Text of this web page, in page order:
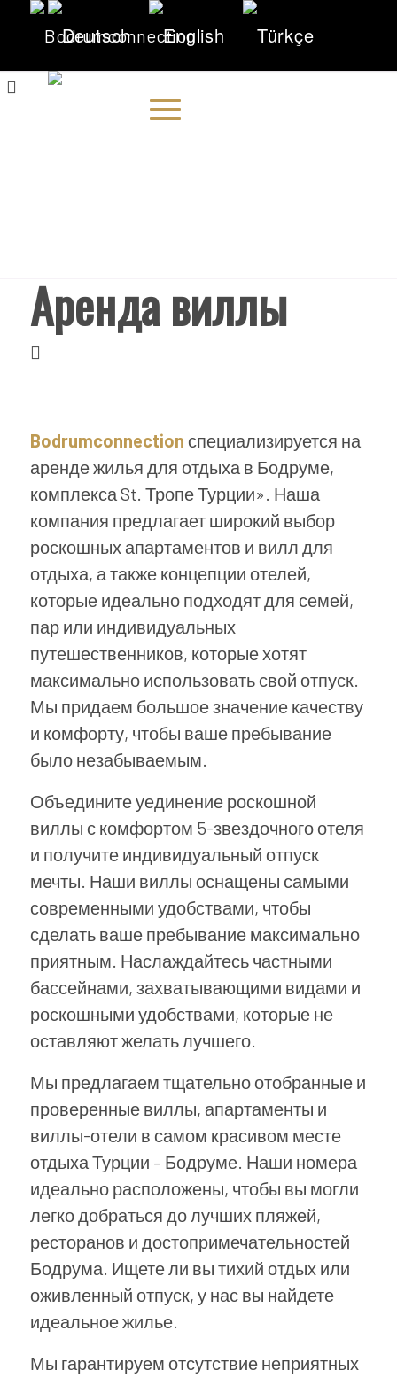
Аренда виллы
Bodrumconnection специализируется на
аренде жилья для отдыха в Бодруме,
комплекса St. Тропе Турции». Наша
компания предлагает широкий выбор
роскошных апартаментов и вилл для
отдыха, а также концепции отелей,
которые идеально подходят для семей,
пар или индивидуальных
путешественников, которые хотят
максимально использовать свой отпуск.
Мы придаем большое значение качеству
и комфорту, чтобы ваше пребывание
было незабываемым.
Объедините уединение роскошной
виллы с комфортом 5-звездочного отеля
и получите индивидуальный отпуск
мечты. Наши виллы оснащены самыми
современными удобствами, чтобы
сделать ваше пребывание максимально
приятным. Наслаждайтесь частными
бассейнами, захватывающими видами и
роскошными удобствами, которые не
оставляют желать лучшего.
Мы предлагаем тщательно отобранные и
проверенные виллы, апартаменты и
виллы-отели в самом красивом месте
отдыха Турции – Бодруме. Наши номера
идеально расположены, чтобы вы могли
легко добраться до лучших пляжей,
ресторанов и достопримечательностей
Бодрума. Ищете ли вы тихий отдых или
оживленный отпуск, у нас вы найдете
идеальное жилье.
Мы гарантируем отсутствие неприятных